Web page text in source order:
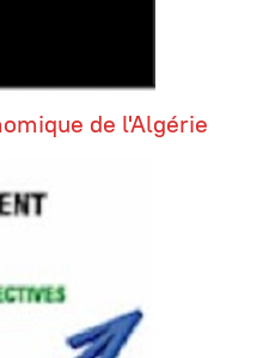
de l'Algérie